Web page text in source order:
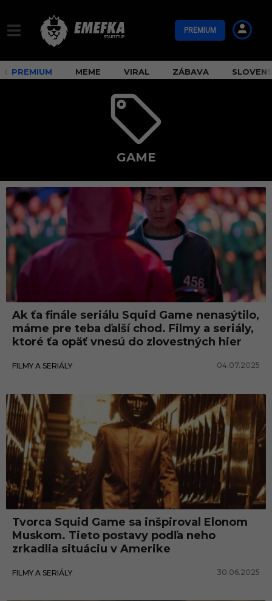
PREMIUM
PREMIUM MEME VIRAL ZÁBAVA
GAME
G
a
m
e
Ak ťa finále seriálu Squid Game nenasýtilo,
máme pre teba ďalší chod. Filmy a seriály,
ktoré ťa opäť vnesú do zlovestných hier
FILMY A SERIÁLY 04.07.2025
Tvorca Squid Game sa inšpiroval Elonom
Muskom. Tieto postavy podľa neho
zrkadlia situáciu v Amerike
FILMY A SERIÁLY 30.06.2025